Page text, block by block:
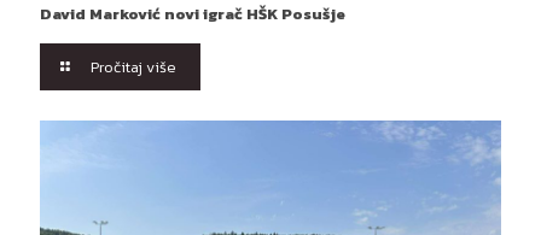
David Marković novi igrač HŠK Posušje
Pročitaj više